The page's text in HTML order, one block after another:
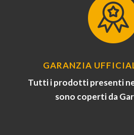
GARANZIA
Tutti i prodotti presenti
sono coperti da